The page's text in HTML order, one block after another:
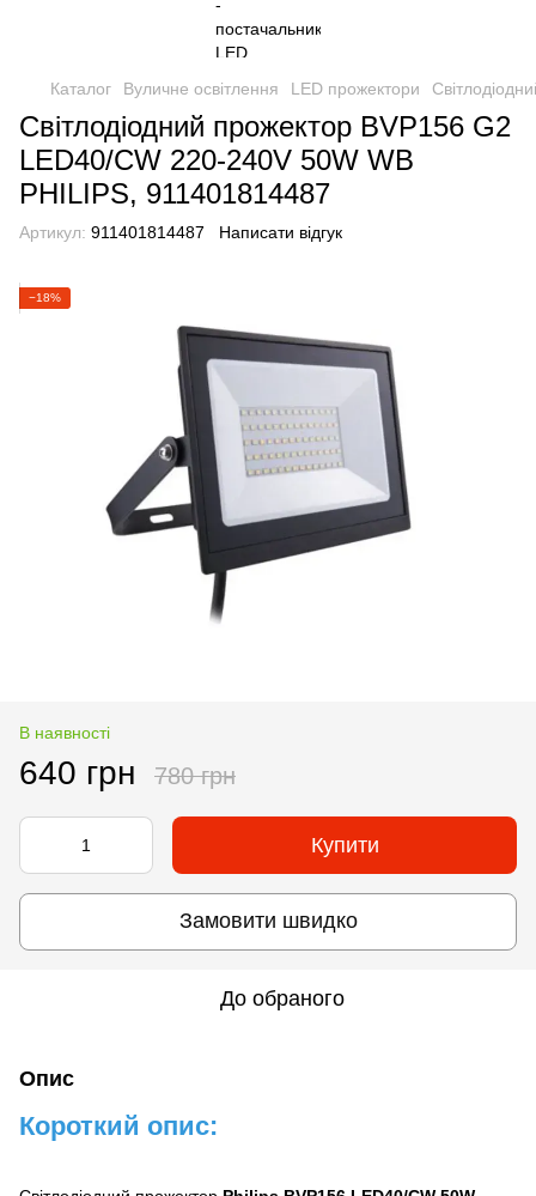
Каталог Вуличне освітлення LED прожектори
Світлодіодний прожектор BVP156 G2
LED40/CW 220-240V 50W WB
PHILIPS, 911401814487
Артикул: 911401814487 Написати відгук
−18%
В наявності
640 грн 780 грн
Купити
Замовити швидко
До обраного
Опис
Короткий опис: